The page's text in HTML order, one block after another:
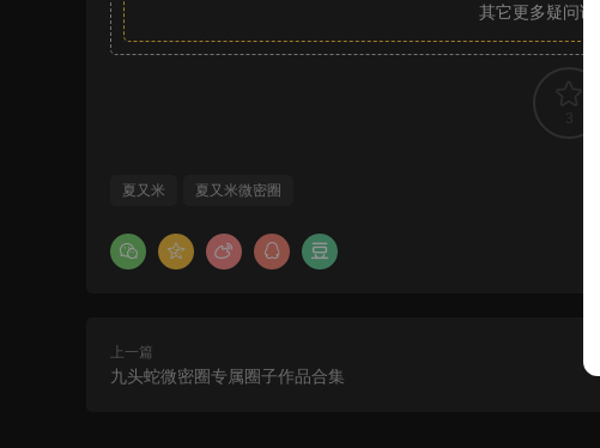
其它更多疑问请
3
夏又米 夏又米微密圈
上一篇
九头蛇微密圈专属圈子作品合集